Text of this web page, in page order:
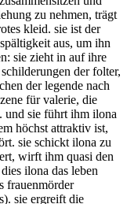
zu nehmen, trägt
kleid. sie ist der
aus, um ihn
sie zieht in auf ihre
der folter,
der legende nach
für valerie, die
und sie führt ihm ilona
höchst attraktiv ist,
sie schickt ilona zu
wirft ihm quasi den
ilona das leben
frauenmörder
sie ergreift die